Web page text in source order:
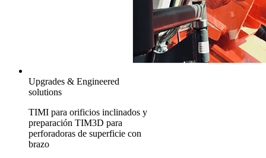
Upgrades & Engineered
solutions
TIMI para orificios inclinados y
preparación TIM3D para
perforadoras de superficie con
brazo